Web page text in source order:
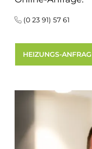
(0 23 91) 57 61
HEIZUNGS-